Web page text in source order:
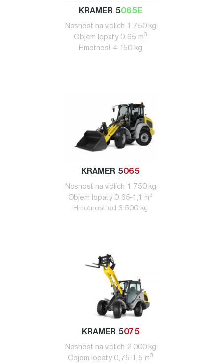
KRAMER 5065E
Nosnost na vidlích 1 750 kg
Objem lopaty 0,65 m 3
Hmotnost 4 150 kg
KRAMER 5065
Nosnost na vidlích 1 750 kg
Objem lopaty 0,65-1,1 m 3
Hmotnost od 3 500 kg
KRAMER 5075
Nosnost na vidlích 2 000 kg
Objem lopaty 0,75-1,5 m 3